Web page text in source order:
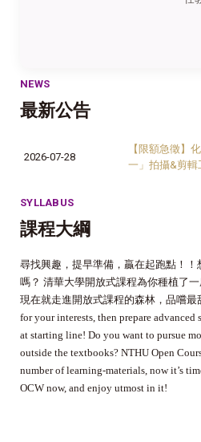
NEWS
最新公告
2026-07-28
【限額急徵】
一」拍攝&剪輯
SYLLABUS
課程大綱
尋找興趣，提早準備，贏在起跑點！
嗎？ 清華大學開放式課程為你種植了
現在就走進開放式課程的森林，品嚐最
for your interests, then prepare
at starting line! Do you want to pursue
outside the textbooks? NTHU Open
number of learning-materials, now it’s
OCW now, and enjoy utmost in it!